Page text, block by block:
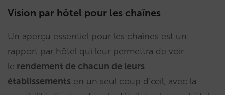
Vision par hôtel pour les chaînes
Un aperçu essentiel pour les chaînes est un
rapport par hôtel qui leur permettra de voir
le rendement de chacun de leurs
établissements en un seul coup d’œil, avec la